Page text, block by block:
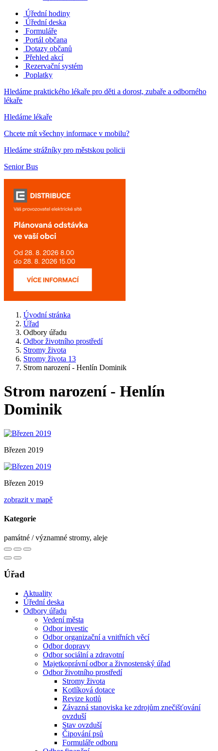
Úřední hodiny
Úřední deska
Formuláře
Portál občana
Dotazy občanů
Přehled akcí
Rezervační systém
Poplatky
Hledáme praktického lékaře pro děti a dorost, zubaře a odborného
lékaře
Hledáme lékaře
Chcete mít všechny informace v mobilu?
Hledáme strážníky pro městskou policii
Senior Bus
Úvodní stránka
Úřad
Odbory úřadu
Odbor životního prostředí
Stromy života
Stromy života 13
Strom narození - Henlín Dominik
Strom narození - Henlín
Dominik
Březen 2019
Březen 2019
zobrazit v mapě
Kategorie
památné / významné stromy, aleje
Úřad
Aktuality
Úřední deska
Odbory úřadu
Vedení města
Odbor investic
Odbor organizační a vnitřních věcí
Odbor dopravy
Odbor sociální a zdravotní
Majetkoprávní odbor a živnostenský úřad
Odbor životního prostředí
Stromy života
Kotlíková dotace
Revize kotlů
Závazná stanoviska ke zdrojům znečišťování
ovzduší
Stav ovzduší
Čipování psů
Formuláře odboru